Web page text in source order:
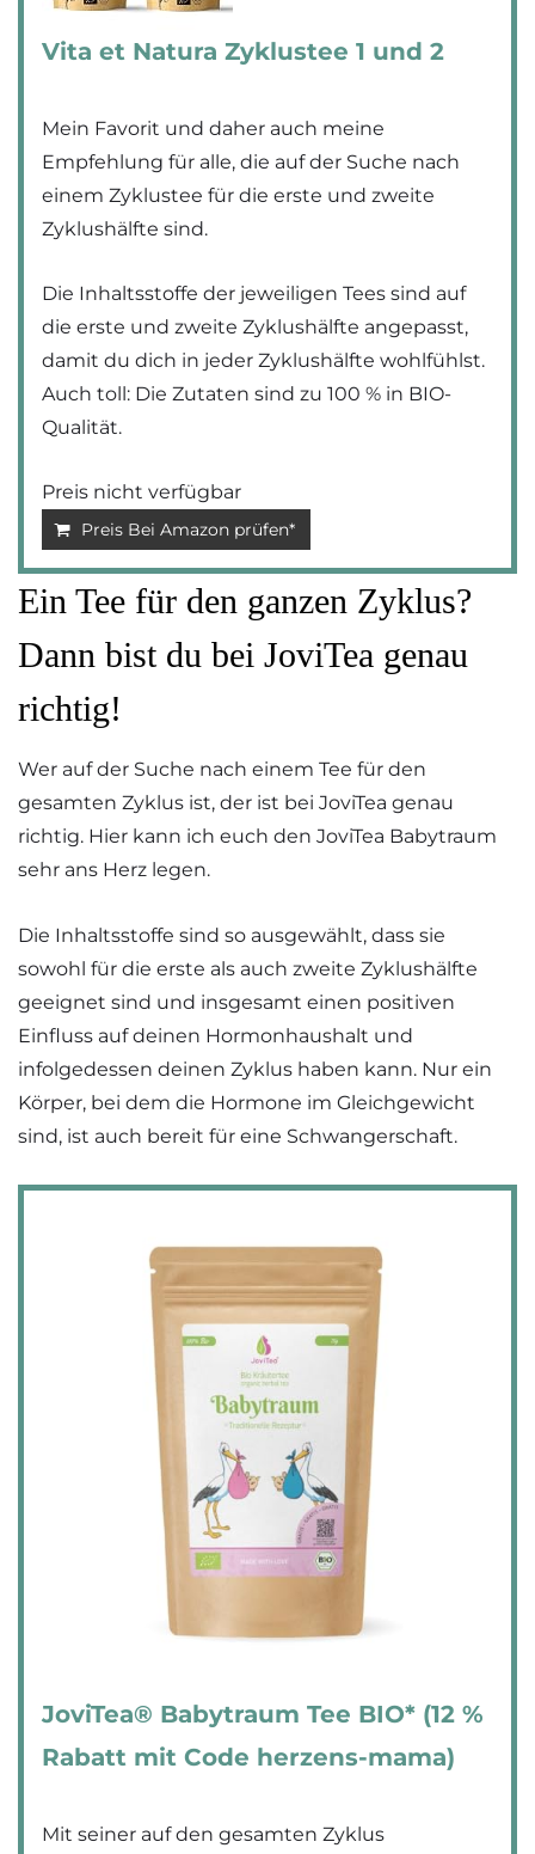
Vita et Natura Zyklustee 1 und 2
Mein Favorit und daher auch meine
Empfehlung für alle, die auf der Suche nach
einem Zyklustee für die erste und zweite
Zyklushälfte sind.
Die Inhaltsstoffe der jeweiligen Tees sind auf
die erste und zweite Zyklushälfte angepasst,
damit du dich in jeder Zyklushälfte wohlfühlst.
Auch toll: Die Zutaten sind zu 100 % in BIO-
Qualität.
Preis nicht verfügbar
Preis Bei Amazon prüfen*
Ein Tee für den ganzen Zyklus?
Dann bist du bei JoviTea genau
richtig!
Wer auf der Suche nach einem Tee für den
gesamten Zyklus ist, der ist bei JoviTea genau
richtig. Hier kann ich euch den JoviTea Babytraum
sehr ans Herz legen.
Die Inhaltsstoffe sind so ausgewählt, dass sie
sowohl für die erste als auch zweite Zyklushälfte
geeignet sind und insgesamt einen positiven
Einfluss auf deinen Hormonhaushalt und
infolgedessen deinen Zyklus haben kann. Nur ein
Körper, bei dem die Hormone im Gleichgewicht
sind, ist auch bereit für eine Schwangerschaft.
JoviTea® Babytraum Tee BIO* (12 %
Rabatt mit Code herzens-mama)
Mit seiner auf den gesamten Zyklus